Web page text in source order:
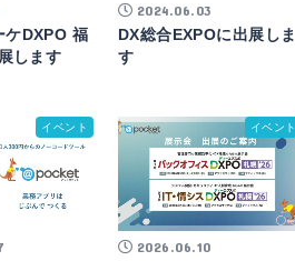
ケDXPO 福
します
2024.06.03
DX総合EXPOに出展しま
す
イベント イベント
2026.06.10